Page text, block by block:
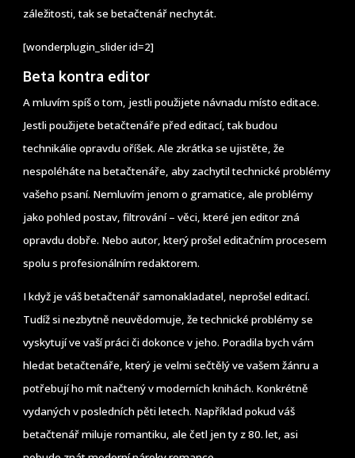
záležitosti, tak se betačtenář nechytát.
[wonderplugin_slider id=2]
Beta kontra editor
A mluvím spíš o tom, jestli použijete návnadu místo editace.
Jestli použijete betačtenáře před editací, tak budou
technikálie opravdu oříšek. Ale zkrátka se ujistěte, že
nespoléháte na betačtenáře, aby zachytil technické problémy
vašeho psaní. Nemluvím jenom o gramatice, ale problémy
jako pohled postav, filtrování – věci, které jen editor zná
opravdu dobře. Nebo autor, který prošel editačním procesem
spolu s profesionálním redaktorem.
I když je váš betačtenář samonakladatel, neprošel editací.
Tudíž si nezbytně neuvědomuje, že technické problémy se
vyskytují ve vaší práci či dokonce v jeho. Poradila bych vám
hledat betačtenáře, který je velmi sečtělý ve vašem žánru a
potřebují ho mít načtený v moderních knihách. Konkrétně
vydaných v posledních pěti letech. Například pokud váš
betačtenář miluje romantiku, ale četl jen ty z 80. let, asi